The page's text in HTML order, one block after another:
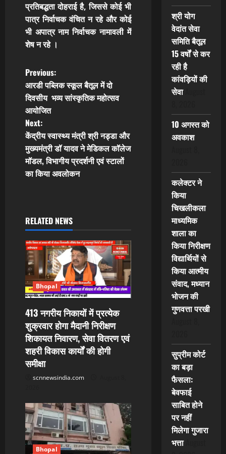
प्रतिबद्धता दोहराई है, जिससे कोई भी
पात्र निर्वाचक वंचित न रहे और कोई
भी अपात्र नाम निर्वाचक नामावली में
शेष न रहे ।
P
o
s
t
n
a
i
g
a
t
i
o
n
Previous:
आरडी पब्लिक स्कूल बैतूल में दो
दिवसीय भव्य सांस्कृतिक महोत्सव
आयोजित
Next:
केंद्रीय स्वास्थ्य मंत्री श्री नड्डा और
मुख्यमंत्री डॉ यादव ने मेडिकल कॉलेज
मॉडल, विभागीय प्रदर्शनी एवं स्टालों
का किया अवलोकन
RELATED NEWS
Bhopal
413 नगरीय निकायों में प्रत्येक
शुक्रवार होगा मैदानी निरीक्षण
शिकायत निवारण, सेवा वितरण एवं
शहरी विकास कार्यों की होगी
समीक्षा
scnnewsindia.com
Bhopal
श्री योग
वेदांत सेवा
समिति बैतूल
15 वर्षों से कर
रही है
कांवड़ियों की
सेवा
10 अगस्त को
अवकाश
कलेक्टर ने
किया
चिखलीकला
माध्यमिक
शाला का
किया निरीक्षण
विद्यार्थियों से
किया आत्मीय
संवाद, मध्यान
भोजन की
गुणवत्ता परखी
सुप्रीम कोर्ट
का बड़ा
फैसला:
बेवफाई
साबित होने
पर नहीं
मिलेगा गुजारा
भत्ता